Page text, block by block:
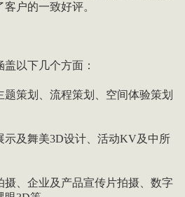
户的一致好评。
以下几个方面：
策划、流程策划、空间体验策划
及舞美3D设计、活动KV及中所
、企业及产品宣传片拍摄、数字